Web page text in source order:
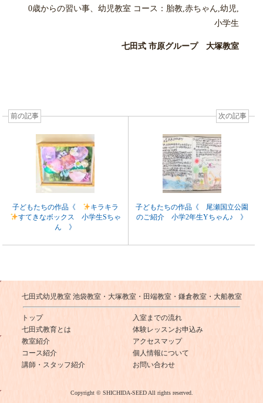
0歳からの習い事、幼児教室 コース：胎教,赤ちゃん,幼児,
小学生
七田式 市原グループ 大塚教室
前の記事
子どもたちの作品《
キラキラ
すてきなボックス 小学生Sちゃ
ん 》
次の記事
子どもたちの作品《 尾瀬国立公園
のご紹介 小学2年生Yちゃん♪ 》
七田式幼児教室 池袋教室・大塚教室・田端教室・鎌倉教室・大船教室
トップ
入室までの流れ
七田式教育とは
体験レッスンお申込み
教室紹介
アクセスマップ
コース紹介
個人情報について
講師・スタッフ紹介
お問い合わせ
Copyright © SHICHIDA-SEED All rights reserved.